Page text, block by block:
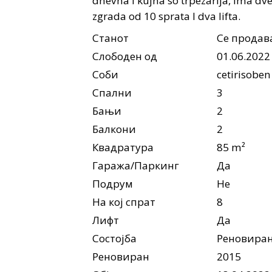
zgrada od 10 sprata I dva lifta.
Станот
Се
Слободен од
01.06.2022
Соби
cetirisoben
Спални
3
Бањи
2
Балкони
2
Квадратура
85 m²
Гаража/Паркинг
Да
Подрум
Не
На кој спрат
8
Лифт
Да
Состојба
Реновиран
2015